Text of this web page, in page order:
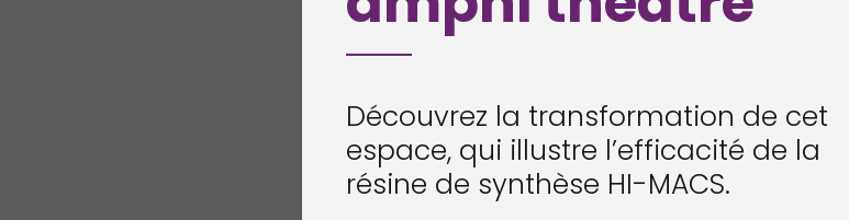
Découvrez la transformation de cet
espace, qui illustre l’efficacité de la
résine de synthèse HI-MACS.